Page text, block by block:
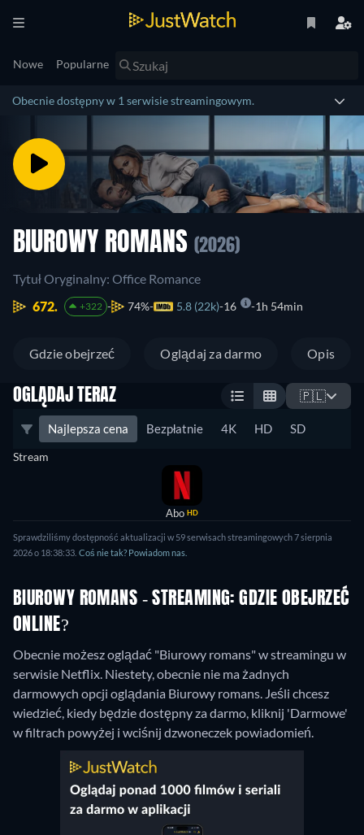
Nowe Popularne
Obecnie dostępny w 1 serwisie streamingowym.
BIUROWY ROMANS (2026)
Tytuł Oryginalny: Office Romance
672.
+322 74% 5.8 (22k) 16 1h 54min
Gdzie obejrzeć Oglądaj za darmo Opis
OGLĄDAJ TERAZ 🇵🇱
Najlepsza cena Bezpłatnie 4K HD SD
Stream
Abo HD
Sprawdziliśmy dostępność aktualizacji w 59 serwisach streamingowych 7 sierpnia
2026 o 18:38:33. Coś nie tak? Powiadom nas.
BIUROWY ROMANS - STREAMING: GDZIE OBEJRZEĆ
ONLINE?
Obecnie możesz oglądać "Biurowy romans" w streamingu w
serwisie Netflix. Niestety, obecnie nie ma żadnych
darmowych opcji oglądania Biurowy romans. Jeśli chcesz
wiedzieć, kiedy będzie dostępny za darmo, kliknij 'Darmowe'
w filtrach powyżej i wciśnij dzwoneczek powiadomień.